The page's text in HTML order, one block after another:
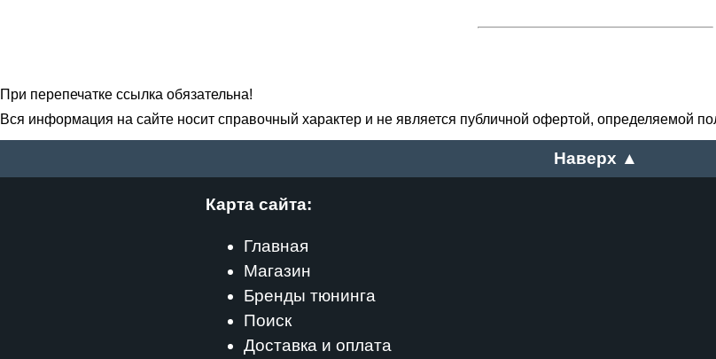
При перепечатке ссылка обязательна!
Вся информация на сайте носит справочный характер и не является публичной офертой, определяемой
Наверх ▲
Карта сайта:
Главная
Магазин
Бренды тюнинга
Поиск
Доставка и оплата